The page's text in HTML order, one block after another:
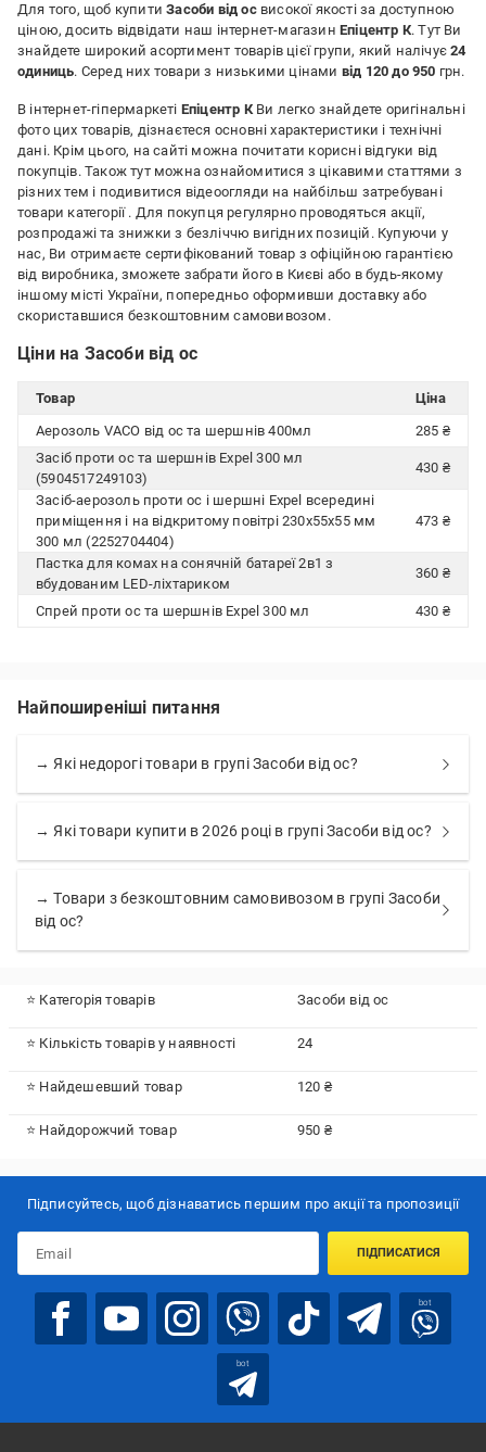
Для того, щоб купитиЗасоби від ос високої якості за доступною
ціною, досить відвідати наш інтернет-магазин Епіцентр К. Тут Ви
знайдете широкий асортимент товарів цієї групи, який налічує24
одиниць. Серед них товари з низькими цінами від 120 до 950 грн.
В інтернет-гіпермаркеті Епіцентр КВи легко знайдете оригінальні
фото цих товарів, дізнаєтеся основні характеристики і технічні
дані. Крім цього, на сайті можна почитати корисні відгуки від
покупців. Також тут можна ознайомитися з цікавими статтями з
різних тем і подивитися відеоогляди на найбільш затребувані
товари категорії . Для покупця регулярно проводяться акції,
розпродажі та знижки з безліччю вигідних позицій. Купуючи у
нас, Ви отримаєте сертифікований товар з офіційною гарантією
від виробника, зможете забрати його в Києві або в будь-якому
іншому місті України, попередньо оформивши доставку або
скориставшися безкоштовним самовивозом.
Ціни на Засоби від ос
Товар
Ціна
Аерозоль VACO від ос та шершнів 400мл
285 ₴
Засіб проти ос та шершнів Expel 300 мл
(5904517249103)
430 ₴
Засіб-аерозоль проти ос і шершні Expel всередині
приміщення і на відкритому повітрі 230х55х55 мм
300 мл (2252704404)
473 ₴
Пастка для комах на сонячній батареї 2в1 з
вбудованим LED-ліхтариком
360 ₴
Спрей проти ос та шершнів Expel 300 мл 430 ₴
Найпоширеніші питання
→ Які недорогі товари в групі Засоби від ос?
→ Які товари купити в 2026 році в групі Засоби від ос?
→ Товари з безкоштовним самовивозом в групі Засоби
від ос?
⭐ Категорія товарів Засоби від ос
⭐ Кількість товарів у наявності 24
⭐ Найдешевший товар 120 ₴
⭐ Найдорожчий товар 950 ₴
Підписуйтесь, щоб дізнаватись першим про акції та пропозиції
ПІДПИСАТИСЯ
bot
bot